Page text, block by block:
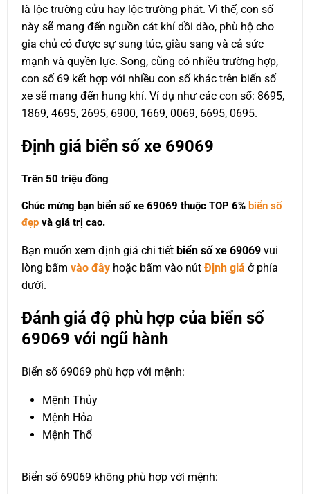
là lộc trường cửu hay lộc trường phát. Vì thế, con số
này sẽ mang đến nguồn cát khí dồi dào, phù hộ cho
gia chủ có được sự sung túc, giàu sang và cả sức
mạnh và quyền lực. Song, cũng có nhiều trường hợp,
con số 69 kết hợp với nhiều con số khác trên biển số
xe sẽ mang đến hung khí. Ví dụ như các con số: 8695,
1869, 4695, 2695, 6900, 1669, 0069, 6695, 0695.
Định giá biển số xe 69069
Trên 50 triệu đồng
Chúc mừng bạn biển số xe 69069 thuộc TOP 6% biển số
đẹp và giá trị cao.
Bạn muốn xem định giá chi tiết biển số xe 69069 vui
lòng bấm vào đây hoặc bấm vào nút Định giá ở phía
dưới.
Đánh giá độ phù hợp của biển số
69069 với ngũ hành
Biển số 69069 phù hợp với mệnh:
Mệnh Thủy
Mệnh Hỏa
Mệnh Thổ
Biển số 69069 không phù hợp với mệnh: